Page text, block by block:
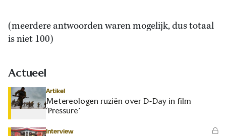
(meerdere antwoorden waren mogelijk, dus totaal
is niet 100)
Actueel
Artikel
Metereologen ruziën over D-Day in film
‘Pressure’
Interview